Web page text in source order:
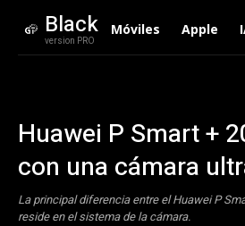
Black
version PRO
Móviles Apple
Huawei P Smart +
con una cámara
La principal diferencia entre el Huawei P
reside en el sistema de la cámara.